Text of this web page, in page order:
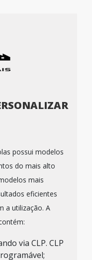
possui modelos
do mais alto
mais
eficientes
a utilização. A
via CLP. CLP